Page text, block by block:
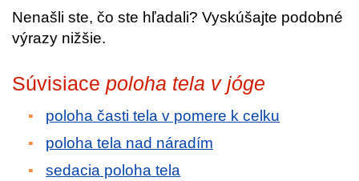
Nenašli ste, čo ste hľadali? Vyskúšajte podobné
výrazy nižšie.
Súvisiace poloha tela v jóge
poloha časti tela v pomere k celku
poloha tela nad náradím
sedacia poloha tela